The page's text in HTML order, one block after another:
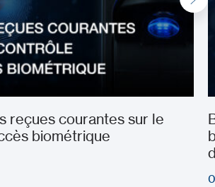
reçues courantes sur le
biométrique